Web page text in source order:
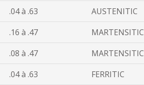
.04 à .63 AUSTENITIC
.16 à .47 MARTENSITIC
.08 à .47 MARTENSITIC
.04 à .63 FERRITIC